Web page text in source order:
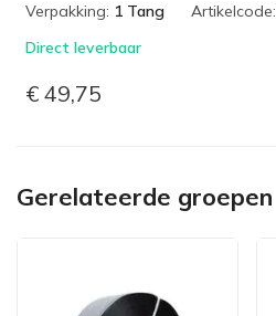
Verpakking: 1 Tang Artikelcode:
Direct leverbaar
€ 49,75
Gerelateerde groepen